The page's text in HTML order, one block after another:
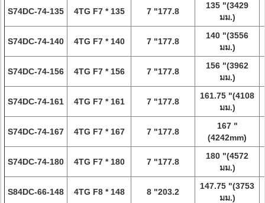
S74DC-74-135 4TG F7 * 135 7 "177.8
135 "(3429
มม.)
S74DC-74-140 4TG F7 * 140 7 "177.8
140 "(3556
มม.)
S74DC-74-156 4TG F7 * 156 7 "177.8
156 "(3962
มม.)
S74DC-74-161 4TG F7 * 161 7 "177.8
161.75 "(4108
มม.)
S74DC-74-167 4TG F7 * 167 7 "177.8
167 "
(4242mm)
S74DC-74-180 4TG F7 * 180 7 "177.8
180 "(4572
มม.)
S84DC-66-148 4TG F8 * 148 8 "203.2
147.75 "(3753
มม.)